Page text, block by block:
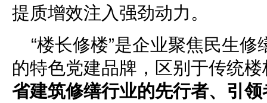
提质增效注入强劲动力。
“楼长修楼”是企业聚焦民生
的特色党建品牌，区别于传统
省建筑修缮行业的先行者、引